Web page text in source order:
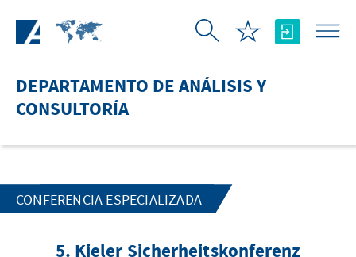
DEPARTAMENTO DE ANÁLISIS Y
CONSULTORÍA
CONFERENCIA ESPECIALIZADA
5. Kieler Sicherheitskonferenz